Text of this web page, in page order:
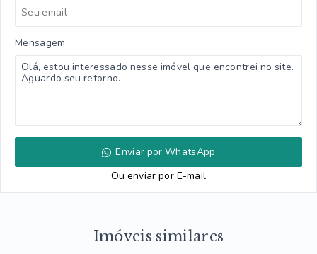
Mensagem
Enviar por WhatsApp
Ou enviar por E-mail
Imóveis similares